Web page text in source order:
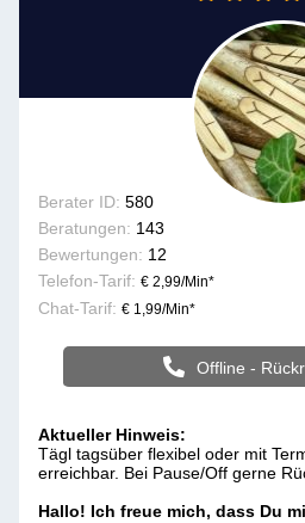
Berater ID: 580
Beratungen: 143
Bewertungen: 12
Telefon-Tarif: € 2,99/Min*
Chat-Tarif: € 1,99/Min*
Offline -
Aktueller Hinweis:
Tägl tagsüber flexibel oder mit
erreichbar. Bei Pause/Off gerne
Hallo! Ich freue mich, dass Du